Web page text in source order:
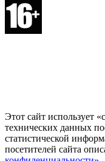
Этот сайт использует
технических данных
статистической
посетителей сайта